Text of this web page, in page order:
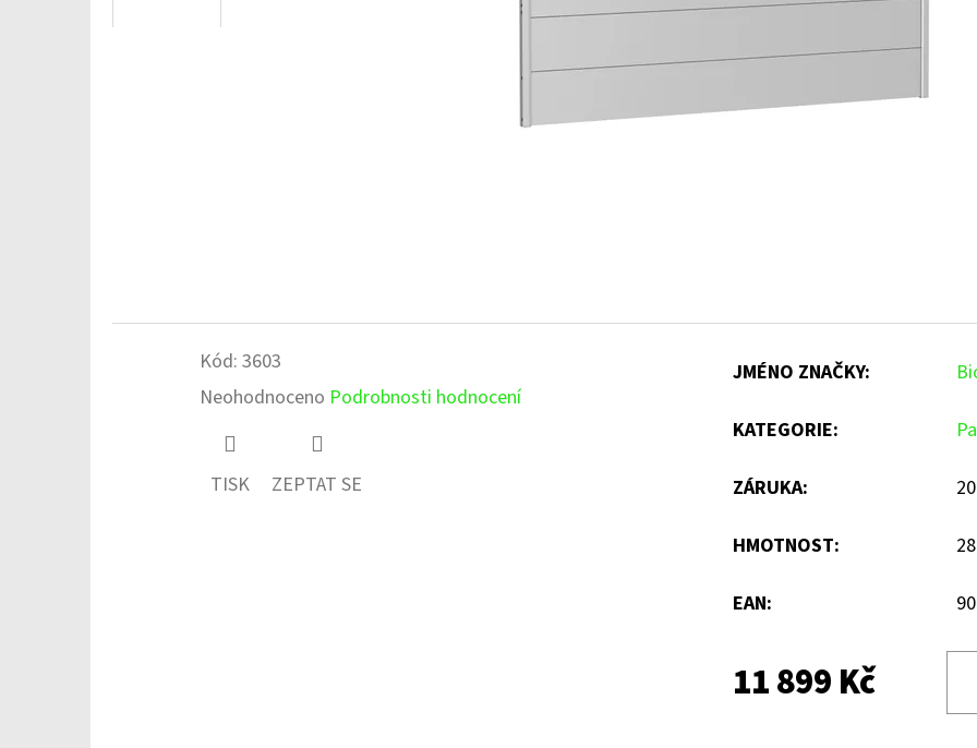
Kód: 3603
Průměrné
hodnocení
Neohodnoceno Podrobnosti hodnocení
TISK ZEPTAT SE
JMÉNO ZNAČKY:
KATEGORIE:
ZÁRUKA:
HMOTNOST:
EAN:
11 899 Kč